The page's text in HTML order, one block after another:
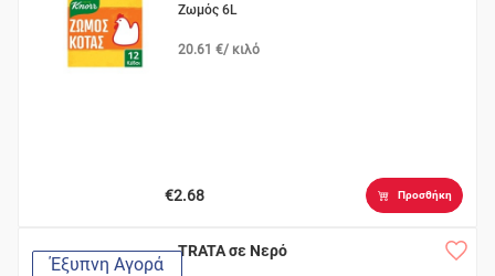
Ζωμός 6L
20.61 €/ κιλό
€2.68 Προσθήκη
Έξυπνη Αγορά
TRATA σε Νερό